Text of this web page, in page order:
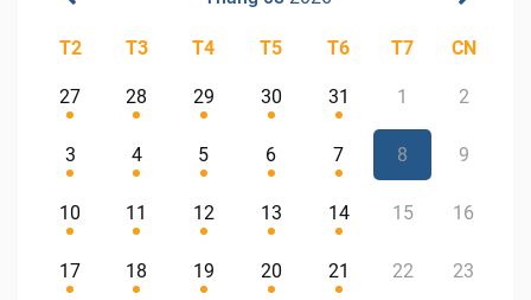
T2 T3 T4 T5 T6 T7 CN
27 28 29 30 31 1 2
3 4 5 6 7 8 9
10 11 12 13 14 15 16
17 18 19 20 21 22 23